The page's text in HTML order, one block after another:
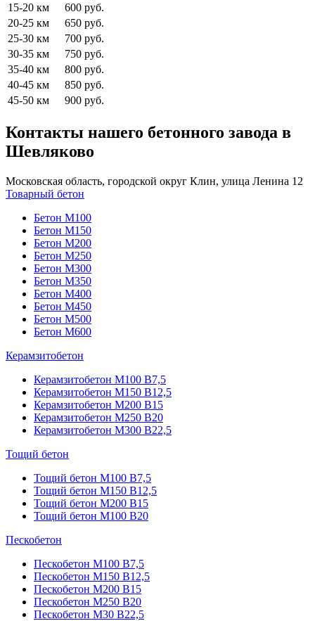
15-20 км
600 руб.
20-25 км
650 руб.
25-30 км
700 руб.
30-35 км
750 руб.
35-40 км
800 руб.
40-45 км
850 руб.
45-50 км
900 руб.
Контакты нашего бетонного завода в
Шевляково
Московская область, городской округ Клин, улица Ленина 12
Товарный бетон
Бетон М100
Бетон М150
Бетон М200
Бетон М250
Бетон М300
Бетон М350
Бетон М400
Бетон М450
Бетон М500
Бетон М600
Керамзитобетон
Керамзитобетон М100 В7,5
Керамзитобетон М150 В12,5
Керамзитобетон М200 В15
Керамзитобетон М250 В20
Керамзитобетон М300 В22,5
Тощий бетон
Тощий бетон М100 В7,5
Тощий бетон М150 В12,5
Тощий бетон М200 В15
Тощий бетон М100 В20
Пескобетон
Пескобетон М100 В7,5
Пескобетон М150 В12,5
Пескобетон М200 В15
Пескобетон М250 В20
Пескобетон М30 В22,5